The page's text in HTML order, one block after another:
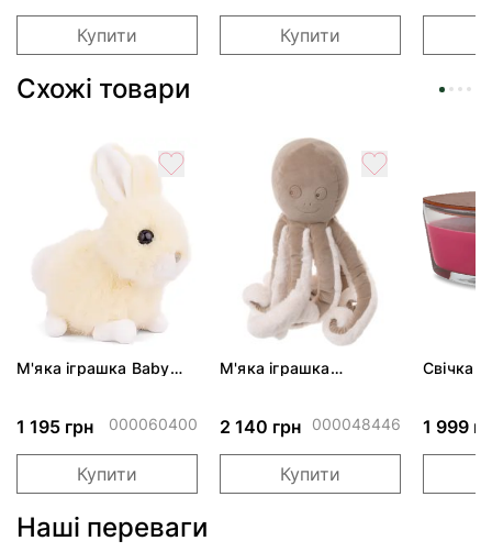
Купити Купити
Схожі товари
М'яка іграшка Baby
1 195 грн 000060400
Купити
М'яка іграшка
2 140 грн 000048446
Купити
Свічка
1 999
Наші переваги